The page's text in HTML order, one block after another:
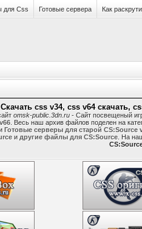
для Css Готовые сервера Как
Скачать css v34, css v64 скачать,
omsk-public.3dn.ru - Сайт посвещеный
. Весь наш архив файлов поделен на
Готовые серверы для старой CS:Source
и другие файлы для CS:Source . На